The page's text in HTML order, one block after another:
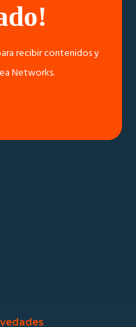
recibir contenidos y
Networks.